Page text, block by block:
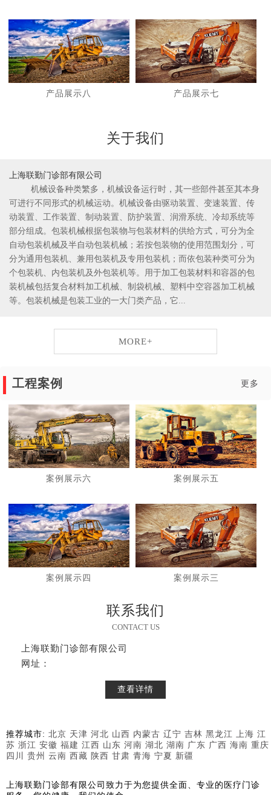
2
产品展示八 产品展示七
关于我们
上海联勤门诊部有限公司
机械设备种类繁多，机械设备运行时，其一些部件甚至其本身
可进行不同形式的机械运动。机械设备由驱动装置、变速装置、传
动装置、工作装置、制动装置、防护装置、润滑系统、冷却系统等
部分组成。包装机械根据包装物与包装材料的供给方式，可分为全
自动包装机械及半自动包装机械；若按包装物的使用范围划分，可
分为通用包装机、兼用包装机及专用包装机；而依包装种类可分为
个包装机、内包装机及外包装机等。用于加工包装材料和容器的包
装机械包括复合材料加工机械、制袋机械、塑料中空容器加工机械
等。包装机械是包装工业的一大门类产品，它...
MORE+
工程案例 更多
案例展示六 案例展示五
案例展示四 案例展示三
联系我们
CONTACT US
上海联勤门诊部有限公司
网址：
查看详情
推荐城市: 北京 天津 河北 山西 内蒙古 辽宁 吉林 黑龙江 上海 江
苏 浙江 安徽 福建 江西 山东 河南 湖北 湖南 广东 广西 海南 重庆
四川
贵州 云南 西藏 陕西 甘肃 青海 宁夏 新疆
上海联勤门诊部有限公司致力于为您提供全面、专业的医疗门诊